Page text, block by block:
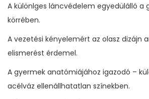
A különlges láncvédelem egyedülálló a
körrében.
A vezetési kényelemért az olasz dizájn
elismerést érdemel.
A gyermek anatómiájához igazodó –
acélváz ellenállhatatlan színekben.